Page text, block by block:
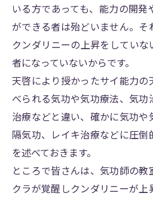
いる方であっても、能力の開
ができる者は殆どいません。そ
クンダリニーの上昇をしてい
者になっていないからです。
天啓により授かったサイ能力
べられる気功や気功療法、気
治療などと違い、確かに気功
隔気功、レイキ治療などに圧倒
を述べておきます。
ところで皆さんは、気功師の
クラが覚醒しクンダリニーが